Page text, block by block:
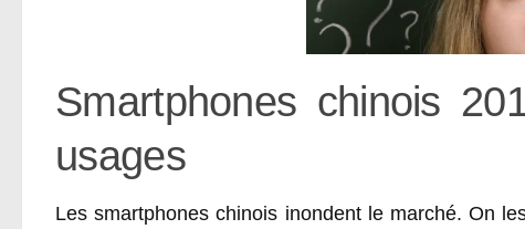
Smartphones chinois
usages
Les smartphones chinois inondent le marché. On